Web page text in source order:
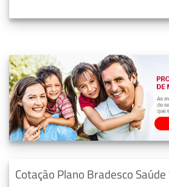
Cotação Plano Bradesco